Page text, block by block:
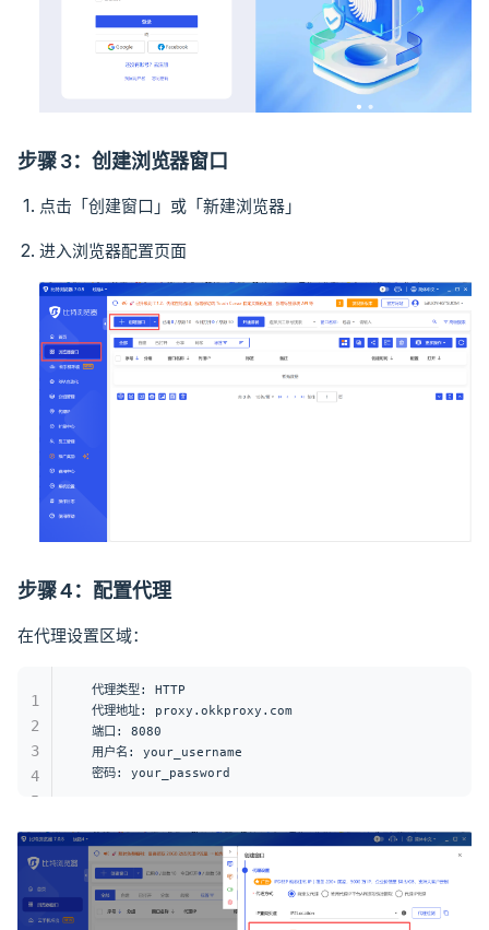
步骤 3：创建浏览器窗口
点击「创建窗口」或「新建浏览器」
进入浏览器配置页面
步骤 4：配置代理
在代理设置区域：
代理类型: HTTP
代理地址: proxy.okkproxy.com
端口: 8080
用户名: your_username
密码: your_password
1
2
3
4
5